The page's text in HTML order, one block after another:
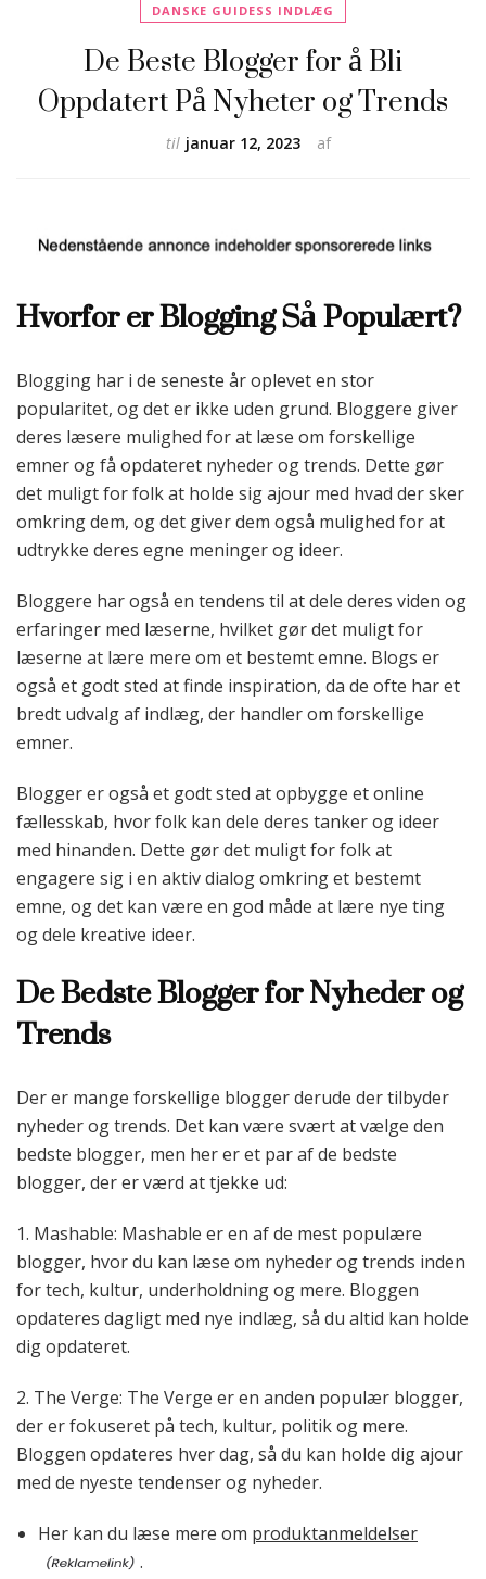
DANSKE GUIDESS INDLÆG
De Beste Blogger for å Bli
Oppdatert På Nyheter og Trends
af
til januar 12, 2023
Hvorfor er Blogging Så Populært?
Blogging har i de seneste år oplevet en stor
popularitet, og det er ikke uden grund. Bloggere giver
deres læsere mulighed for at læse om forskellige
emner og få opdateret nyheder og trends. Dette gør
det muligt for folk at holde sig ajour med hvad der sker
omkring dem, og det giver dem også mulighed for at
udtrykke deres egne meninger og ideer.
Bloggere har også en tendens til at dele deres viden og
erfaringer med læserne, hvilket gør det muligt for
læserne at lære mere om et bestemt emne. Blogs er
også et godt sted at finde inspiration, da de ofte har et
bredt udvalg af indlæg, der handler om forskellige
emner.
Blogger er også et godt sted at opbygge et online
fællesskab, hvor folk kan dele deres tanker og ideer
med hinanden. Dette gør det muligt for folk at
engagere sig i en aktiv dialog omkring et bestemt
emne, og det kan være en god måde at lære nye ting
og dele kreative ideer.
De Bedste Blogger for Nyheder og
Trends
Der er mange forskellige blogger derude der tilbyder
nyheder og trends. Det kan være svært at vælge den
bedste blogger, men her er et par af de bedste
blogger, der er værd at tjekke ud:
1. Mashable: Mashable er en af de mest populære
blogger, hvor du kan læse om nyheder og trends inden
for tech, kultur, underholdning og mere. Bloggen
opdateres dagligt med nye indlæg, så du altid kan holde
dig opdateret.
2. The Verge: The Verge er en anden populær blogger,
der er fokuseret på tech, kultur, politik og mere.
Bloggen opdateres hver dag, så du kan holde dig ajour
med de nyeste tendenser og nyheder.
Her kan du læse mere om produktanmeldelser
.